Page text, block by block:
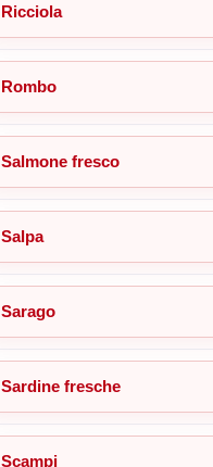
Ricciola
Rombo
Salmone fresco
Salpa
Sarago
Sardine fresche
Scampi